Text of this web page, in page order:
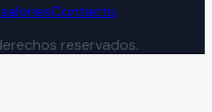
Contacto
reservados.